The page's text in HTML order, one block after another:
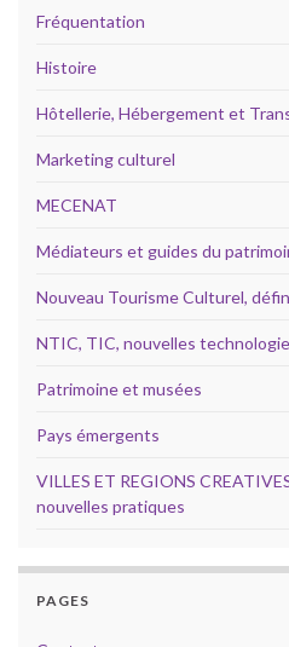
Fréquentation
Histoire
Hôtellerie, Hébergement et
Marketing culturel
MECENAT
Médiateurs et guides du
Nouveau Tourisme Culturel,
NTIC, TIC, nouvelles
Patrimoine et musées
Pays émergents
VILLES ET REGIONS
nouvelles pratiques
PAGES